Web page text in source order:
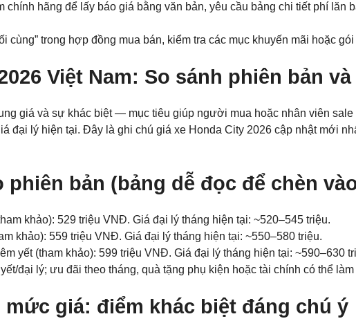
hãng để lấy báo giá bằng văn bản, yêu cầu bảng chi tiết phí lăn
cùng” trong hợp đồng mua bán, kiểm tra các mục khuyến mãi hoặc
Việt Nam: So sánh phiên bản
giá và sự khác biệt — mục tiêu giúp người mua hoặc nhân viên
đại lý hiện tại. Đây là ghi chú giá xe Honda City 2026 cập nhật mới
phiên bản (bảng dễ đọc để chèn
khảo): 529 triệu VNĐ. Giá đại lý tháng hiện tại: ~520–545 triệu.
khảo): 559 triệu VNĐ. Giá đại lý tháng hiện tại: ~550–580 triệu.
yết (tham khảo): 599 triệu VNĐ. Giá đại lý tháng hiện tại: ~590–630
đại lý; ưu đãi theo tháng, quà tặng phụ kiện hoặc tài chính có thể
giá: điểm khác biệt đáng chú ý
Các trường được đánh dấu
là bắt buộc
Loại xe muốn báo giá *
Điện thoại di động*
10 của 10 Ký tự còn lại